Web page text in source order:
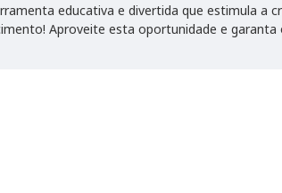
educativa e divertida que estimula a
Aproveite esta oportunidade e